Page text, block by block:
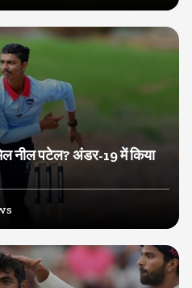
नील पटेल? अंडर-19 में किया